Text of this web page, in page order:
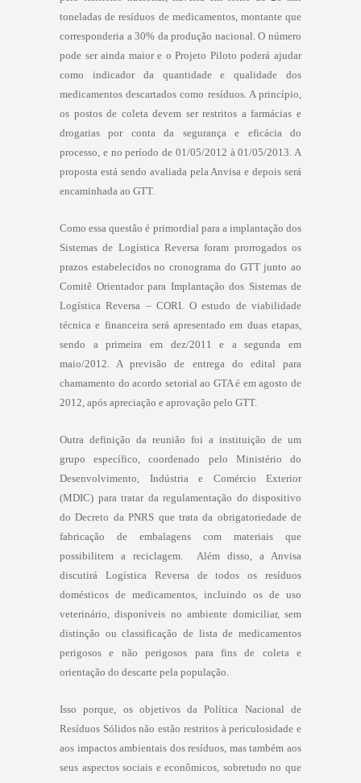
toneladas de resíduos de medicamentos, montante que
corresponderia a 30% da produção nacional. O número
pode ser ainda maior e o Projeto Piloto poderá ajudar
como indicador da quantidade e qualidade dos
medicamentos descartados como resíduos. A princípio,
os postos de coleta devem ser restritos a farmácias e
drogarias por conta da segurança e eficácia do
processo, e no período de 01/05/2012 à 01/05/2013. A
proposta está sendo avaliada pela Anvisa e depois será
encaminhada ao GTT.
Como essa questão é primordial para a implantação dos
Sistemas de Logística Reversa foram prorrogados os
prazos estabelecidos no cronograma do GTT junto ao
Comitê Orientador para Implantação dos Sistemas de
Logística Reversa – CORI. O estudo de viabilidade
técnica e financeira será apresentado em duas etapas,
sendo a primeira em dez/2011 e a segunda em
maio/2012. A previsão de entrega do edital para
chamamento do acordo setorial ao GTA é em agosto de
2012, após apreciação e aprovação pelo GTT.
Outra definição da reunião foi a instituição de um
grupo específico, coordenado pelo Ministério do
Desenvolvimento, Indústria e Comércio Exterior
(MDIC) para tratar da regulamentação do dispositivo
do Decreto da PNRS que trata da obrigatoriedade de
fabricação de embalagens com materiais que
possibilitem a reciclagem. Além disso, a Anvisa
discutirá Logística Reversa de todos os resíduos
domésticos de medicamentos, incluindo os de uso
veterinário, disponíveis no ambiente domiciliar, sem
distinção ou classificação de lista de medicamentos
perigosos e não perigosos para fins de coleta e
orientação do descarte pela população.
Isso porque, os objetivos da Política Nacional de
Resíduos Sólidos não estão restritos à periculosidade e
aos impactos ambientais dos resíduos, mas também aos
seus aspectos sociais e econômicos, sobretudo no que